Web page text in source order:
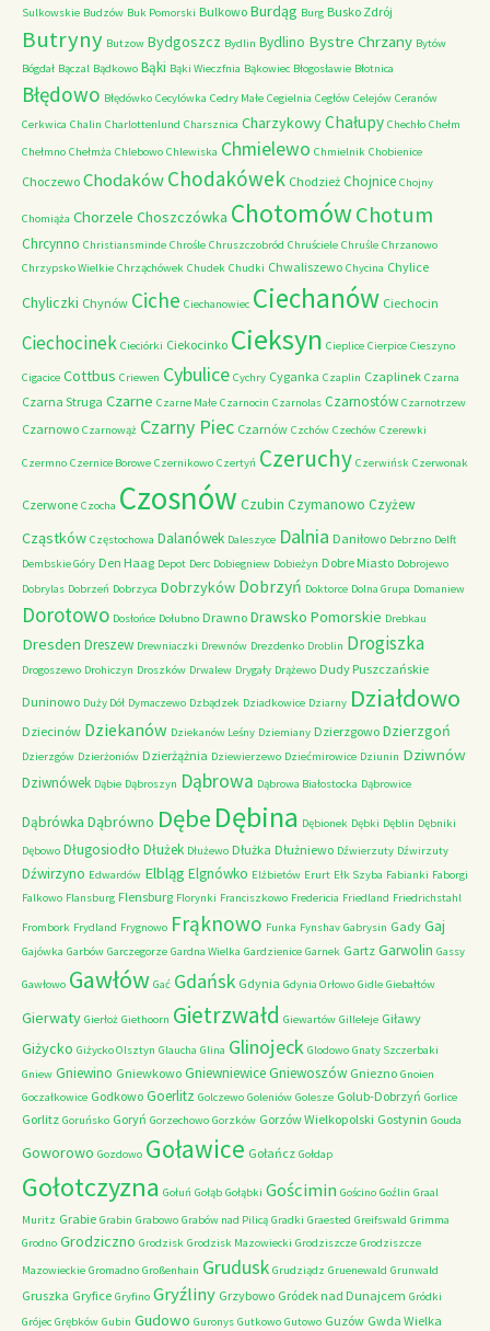
Sulkowskie Budzów Buk Pomorski Bulkowo Burdąg Burg Busko Zdrój
Butryny Butzow Bydgoszcz Bydlin Bydlino Bystre Chrzany Bytów
Bógdał Bączal Bądkowo Bąki Bąki Wieczfnia Bąkowiec Błogosławie Błotnica
Błędowo Błędówko Cecylówka Cedry Małe Cegielnia Cegłów Celejów Ceranów
Cerkwica Chalin Charlottenlund Charsznica CharzykowyChałupy Chechło Chełm
Chełmno Chełmża Chlebowo Chlewiska Chmielewo Chmielnik Chobienice
Choczewo ChodakówChodakówek Chodzież Chojnice Chojny
Chomiąża Chorzele Choszczówka ChotomówChotum
Chrcynno Christiansminde Chrośle Chruszczobród Chruściele Chruśle Chrzanowo
Chrzypsko Wielkie Chrząchówek Chudek Chudki Chwaliszewo Chycina Chylice
Chyliczki Chynów Ciche Ciechanowiec Ciechanów Ciechocin
Ciechocinek Cieciórki Ciekocinko Cieksyn Cieplice Cierpice Cieszyno
Cigacice Cottbus Criewen Cybulice Cychry Cyganka Czaplin Czaplinek Czarna
Czarna Struga Czarne Czarne Małe Czarnocin Czarnolas Czarnostów Czarnotrzew
Czarnowo Czarnowąż Czarny Piec Czarnów Czchów Czechów Czerewki
Czermno Czernice Borowe Czernikowo Czertyń Czeruchy Czerwińsk Czerwonak
Czerwone Czocha Czosnów Czubin Czymanowo Czyżew
Cząstków Częstochowa Dalanówek Daleszyce Dalnia Daniłowo Debrzno Delft
Dembskie Góry Den Haag Depot Derc Dobiegniew Dobieżyn Dobre Miasto Dobrojewo
Dobrylas Dobrzeń Dobrzyca Dobrzyków Dobrzyń Doktorce Dolna Grupa Domaniew
Dorotowo Dosłońce Dołubno Drawno Drawsko Pomorskie Drebkau
Dresden Dreszew Drewniaczki Drewnów Drezdenko Droblin Drogiszka
Drogoszewo Drohiczyn Droszków Drwalew Drygały Drążewo Dudy Puszczańskie
Duninowo Duży Dół Dymaczewo Dzbądzek Dziadkowice Dziarny Działdowo
Dziecinów Dziekanów Dziekanów Leśny Dziemiany Dzierzgowo Dzierzgoń
Dzierzgów Dzierżoniów Dzierżążnia Dziewierzewo Dziećmirowice Dziunin Dziwnów
Dziwnówek Dąbie Dąbroszyn Dąbrowa Dąbrowa Białostocka Dąbrowice
Dąbrówka Dąbrówno Dębe Dębina Dębionek Dębki Dęblin Dębniki
Dębowo Długosiodło Dłużek Dłużewo Dłużka Dłużniewo Dźwierzuty Dźwirzuty
Dźwirzyno Edwardów Elbląg Elgnówko Elżbietów Erurt Ełk Szyba Fabianki Faborgi
Falkowo Flansburg Flensburg Florynki Franciszkowo Fredericia Friedland Friedrichstahl
Frombork Frydland Frygnowo Frąknowo Funka Fynshav Gabrysin Gady Gaj
Gajówka Garbów Garczegorze Gardna Wielka Gardzienice Garnek Gartz Garwolin Gassy
Gawłowo Gawłów Gać Gdańsk Gdynia Gdynia Orłowo Gidle Giebałtów
Gierwaty Gierłoż Giethoorn Gietrzwałd Giewartów Gilleleje Giławy
Giżycko Giżycko Olsztyn Glaucha Glina Glinojeck Glodowo Gnaty Szczerbaki
Gniew Gniewino Gniewkowo GniewniewiceGniewoszów Gniezno Gnoien
Goczałkowice Godkowo Goerlitz Golczewo Goleniów Golesze Golub-Dobrzyń Gorlice
Gorlitz Goruńsko Goryń Gorzechowo Gorzków Gorzów Wielkopolski Gostynin Gouda
Goworowo Gozdowo Goławice Gołańcz Gołdap
Gołotczyzna Gołuń Gołąb Gołąbki Gościmin Gościno Goźlin Graal
Muritz Grabie Grabin Grabowo Grabów nad Pilicą Gradki Graested Greifswald Grimma
Grodno Grodziczno Grodzisk Grodzisk Mazowiecki Grodziszcze Grodziszcze
Mazowieckie Gromadno Großenhain Grudusk Grudziądz Gruenewald Grunwald
Gruszka Gryfice Gryfino Gryźliny Grzybowo Gródek nad Dunajcem Gródki
Grójec Grębków Gubin Gudowo Guronys Gutkowo Gutowo Guzów Gwda Wielka